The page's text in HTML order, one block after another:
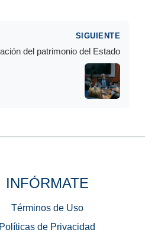
SIGUIENTE
del patrimonio del Estado
INFÓRMATE
Términos de Uso
Políticas de Privacidad